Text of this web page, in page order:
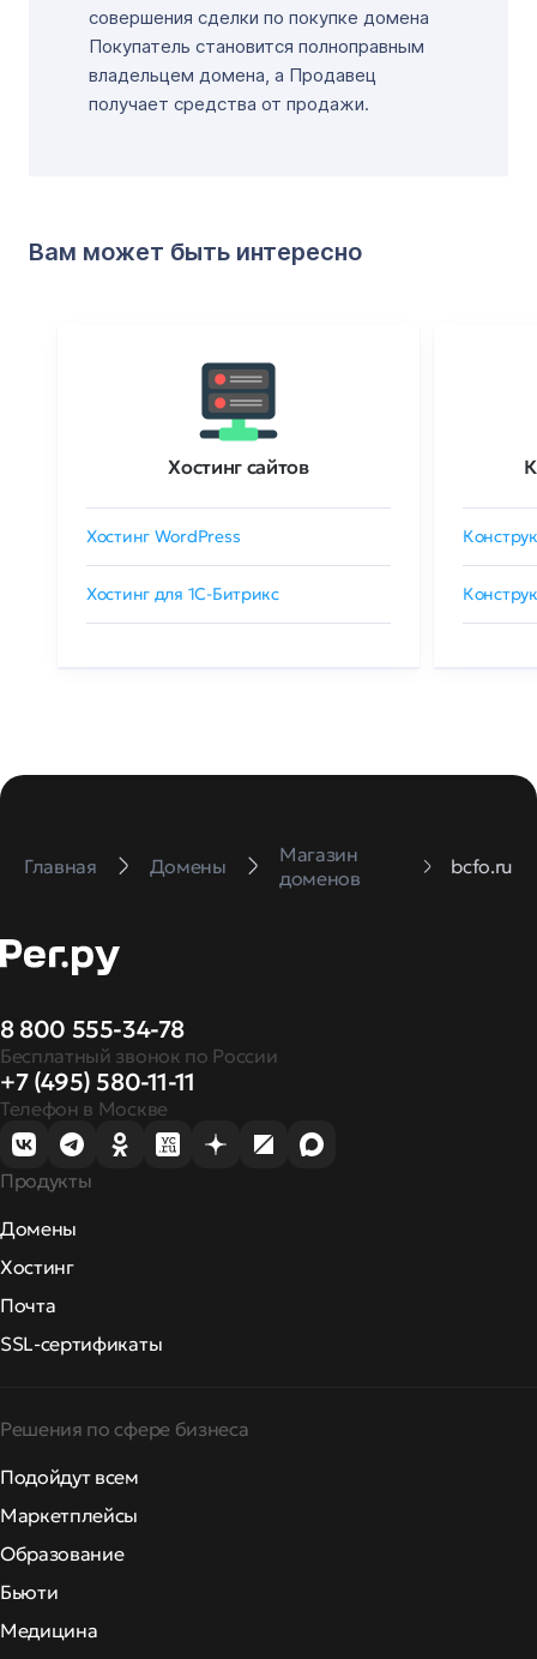
совершения сделки по покупке домена
Покупатель становится полноправным
владельцем домена, а Продавец
получает средства от продажи.
Вам может быть интересно
Хостинг сайтов
Хостинг WordPress
Хостинг для 1C-Битрикс
Главная Домены
Магазин
доменов
bcfo.ru
8 800 555-34-78
Бесплатный звонок по России
+7 (495) 580-11-11
Телефон в Москве
Продукты
Домены
Хостинг
Почта
SSL-сертификаты
Решения по сфере бизнеса
Подойдут всем
Маркетплейсы
Образование
Бьюти
Медицина